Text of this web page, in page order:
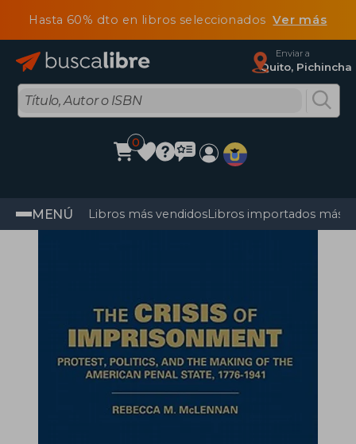
Hasta 60% dto en libros seleccionadosVer más
Enviar a
Quito, Pichincha
0
MENÚ Libros más vendidosLibros importados más